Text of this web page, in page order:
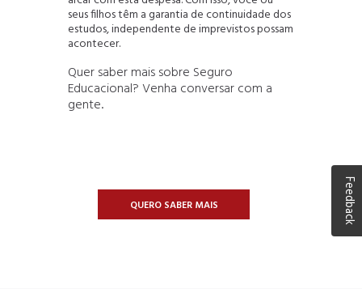
seus filhos têm a garantia de continuidade dos
estudos, independente de imprevistos possam
acontecer.
Quer saber mais sobre Seguro
Educacional? Venha conversar com a
gente.
QUERO SABER MAIS Feedback